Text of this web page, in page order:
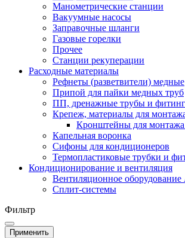
Манометрические станции
Вакуумные насосы
Заправочные шланги
Газовые горелки
Прочее
Станции рекуперации
Расходные материалы
Рефнеты (разветвители) медные
Припой для пайки медных труб
ПП, дренажные трубы и
Крепеж, материалы для
Кронштейны для
Капельная воронка
Сифоны для кондиционеров
Термопластиковые трубки и
Кондиционирование и вентиляция
Вентиляционное оборудование
Сплит-системы
Фильтр
Применить